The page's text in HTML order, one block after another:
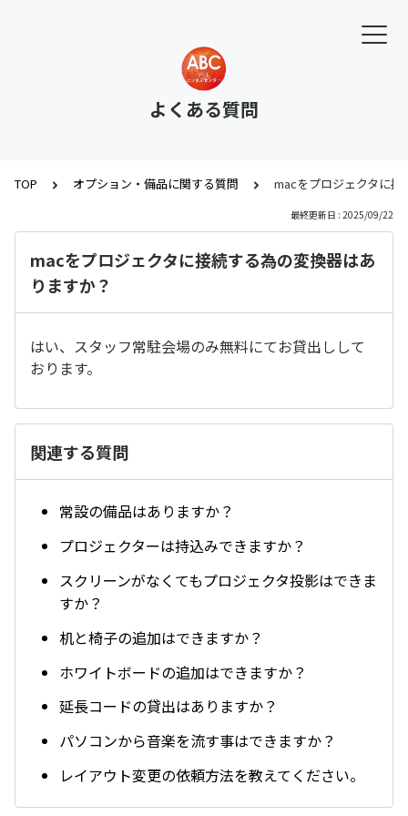
よくある質問
TOP オプション・備品に関する質問 macをプロジェクタに
最終更新日 : 2025/09/22
macをプロジェクタに接続する為の変換器はあ
りますか？
はい、スタッフ常駐会場のみ無料にてお貸出しして
おります。
関連する質問
常設の備品はありますか？
プロジェクターは持込みできますか？
スクリーンがなくてもプロジェクタ投影はできま
すか？
机と椅子の追加はできますか？
ホワイトボードの追加はできますか？
延長コードの貸出はありますか？
パソコンから音楽を流す事はできますか？
レイアウト変更の依頼方法を教えてください。